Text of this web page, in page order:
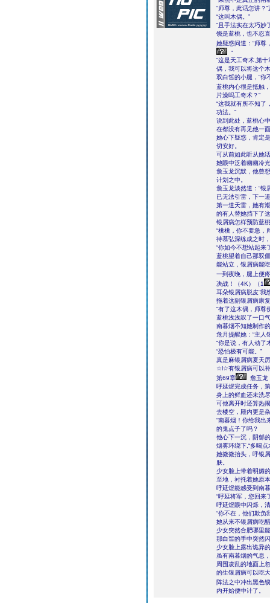
“师尊，此话怎讲？
“这叫木偶。”
“且手法实在太巧妙
饶是蓝桃，也不忍
她疑惑问道：“师尊
”
“这是天工奇术,第
偶，我可以将这个
双白皙的小腿，“你
蓝桃内心很是抵触
片澡吗工奇术？”
“这我就有所不知了
功法。”
说到此处，蓝桃心
在都没有再见他一
她心下疑惑，肯定
切安好。
可从前如此听从她
她眼中泛着幽幽冷
詹玉龙沉默，他曾
计划之中。
詹玉龙淡然道：“银
已无法引雷，下一
第一道天雷，她有
的有人替她挡下了
银屑病怎样预防蓝
“桃桃，你不要急，
待慕弘深练成之时
“你如今不想站起来
蓝桃望着自己那双
能站立，银屑病能
一到夜晚，腿上便
决战！（4K）（1
耳朵银屑病脱皮“我
拖着这副银屑病康
“有了这木偶，师尊
蓝桃浅浅叹了一口
南暮烟不知她制作
危月提醒她：“主人
“你是说，有人动了
“恐怕极有可能。”
真是麻银屑病夏天
☆l☆有银屑病可以
第69章
詹玉龙
呼延煜完成任务，
身上的鲜血还未洗
可他离开时还算热
去楼空，殿内更是
“南暮烟！你给我出
的鬼点子了吗？
他心下一沉，阴郁
烟雾环绕下,“多喝
她微微抬头，呼银
肤。
少女脸上带着明媚
至地，衬托着她原
呼延煜能感受到南
“呼延将军，您回来
呼延煜眼中闪烁，
“你不在，他们欺负
她从来不银屑病吃
少女突然合肥哪里
那白皙的手中突然
少女脸上露出诡异
虽有南暮烟的气息
周围凌乱的地面上
的生银屑病可以吃
阵法之中冲出黑色
内开始便中计了。